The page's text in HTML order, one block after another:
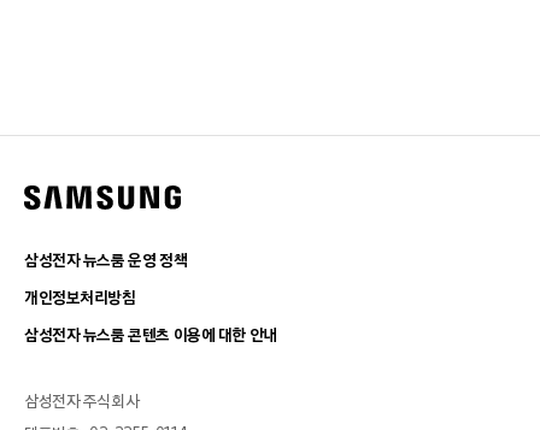
삼성전자 뉴스룸 운영 정책
개인정보처리방침
삼성전자 뉴스룸 콘텐츠 이용에 대한 안내
삼성전자 주식회사